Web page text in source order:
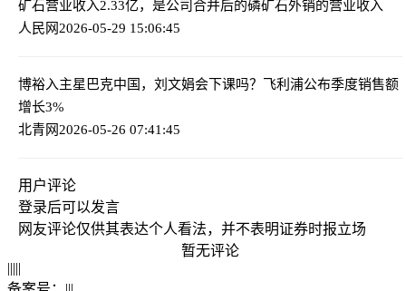
矿石营业收入2.33亿，是公司合并后的磷矿石外销的营业收入
人民网2026-05-29 15:06:45
博裕入主星巴克中国，刘文娟会下课吗？ 飞利浦公布季度销售额
增长3%
北青网2026-05-26 07:41:45
用户评论
登录后可以发言
网友评论仅供其表达个人看法，并不表明证券时报立场
暂无评论
|||||